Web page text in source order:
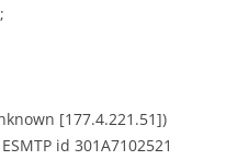
[177.4.221.51])
id 301A7102521